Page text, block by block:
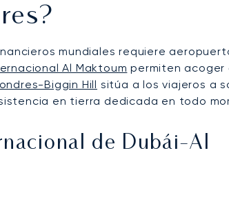
mundiales requiere
Al Maktoum permiten acoger
Biggin Hill sitúa a los viajeros a
en tierra dedicada en todo
de Dubái-Al